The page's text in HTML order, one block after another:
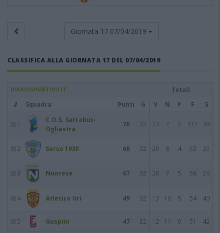
Giornata 17 07/04/2019
CLASSIFICA ALLA GIORNATA 17 DEL 07/04/2019
DIARIOSPORTIVO.IT
Totali
#
Squadra Punti G V N P F S
1
C.O.S. Sarrabus-
Ogliastra
76 32 23 7 2 111 39
2 Sorso 1930 68 32 20 8 4 52 25
3 Nuorese 67 32 20 7 5 58 26
4 Atletico Uri 49 32 13 10 9 54 40
5 Guspini 47 32 12 11 9 51 42